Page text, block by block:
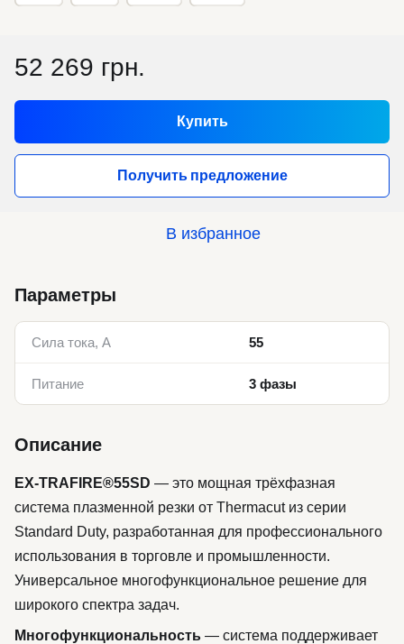
52 269 грн.
Купить
Получить предложение
В избранное
Параметры
Сила тока, А 55
Питание 3 фазы
Описание
EX-TRAFIRE®55SD — это мощная трёхфазная
система плазменной резки от Thermacut из серии
Standard Duty, разработанная для профессионального
использования в торговле и промышленности.
Универсальное многофункциональное решение для
широкого спектра задач.
Многофункциональность — система поддерживает